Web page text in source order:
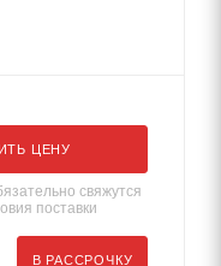
ЦЕНУ
свяжутся
поставки
В РАССРОЧКУ